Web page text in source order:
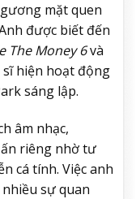
mặt quen
được biết đến
The Money 6và
sĩ hiện hoạt động
sáng lập.
âm nhạc,
riêng nhờ tư
cá tính. Việc anh
sự quan